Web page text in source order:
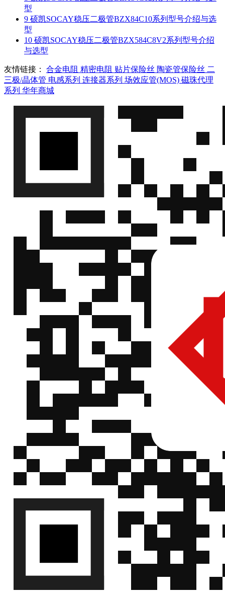
型
9 硕凯SOCAY稳压二极管BZX84C10系列型号介绍与选
型
10 硕凯SOCAY稳压二极管BZX584C8V2系列型号介绍
与选型
友情链接： 合金电阻 精密电阻 贴片保险丝 陶瓷管保险丝 二
三极/晶体管 电感系列 连接器系列 场效应管(MOS) 磁珠代理
系列 华年商城